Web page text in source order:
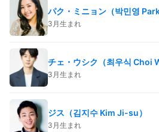
パク・ミニョン（박민영
3月生まれ
チェ・ウシク（최우식 Choi
3月生まれ
ジス（김지수 Kim Ji-su）
3月生まれ